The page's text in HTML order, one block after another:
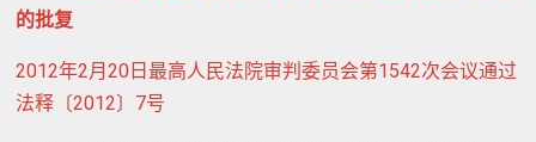
的批复
2012年2月20日最高人民法院审判委员会第1542次会议通过
法释〔2012〕7号